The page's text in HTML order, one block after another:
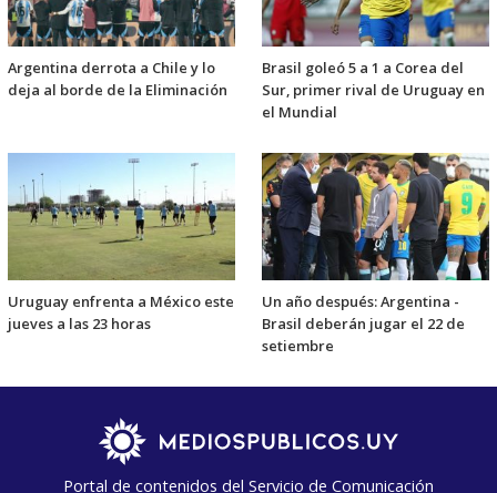
Argentina derrota a Chile y lo
deja al borde de la Eliminación
Brasil goleó 5 a 1 a Corea del
Sur, primer rival de Uruguay en
el Mundial
Uruguay enfrenta a México este
jueves a las 23 horas
Un año después: Argentina -
Brasil deberán jugar el 22 de
setiembre
Portal de contenidos del Servicio de Comunicación